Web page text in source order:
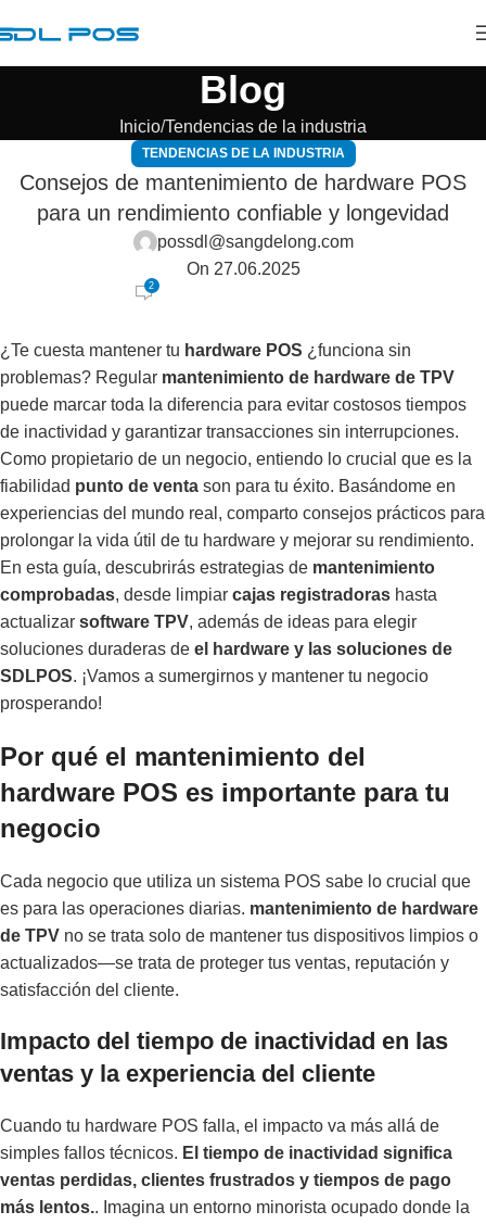
Blog
Inicio Tendencias de la industria
TENDENCIAS DE LA INDUSTRIA
Consejos de mantenimiento de hardware POS
para un rendimiento confiable y longevidad
possdl@sangdelong.com
On 27.06.2025
2
¿Te cuesta mantener tu hardware POS ¿funciona sin
problemas? Regular mantenimiento de hardware de TPV
puede marcar toda la diferencia para evitar costosos tiempos
de inactividad y garantizar transacciones sin interrupciones.
Como propietario de un negocio, entiendo lo crucial que es la
fiabilidad punto de venta son para tu éxito. Basándome en
experiencias del mundo real, comparto consejos prácticos para
prolongar la vida útil de tu hardware y mejorar su rendimiento.
En esta guía, descubrirás estrategias de mantenimiento
comprobadas, desde limpiar cajas registradoras hasta
actualizar software TPV, además de ideas para elegir
soluciones duraderas de el hardware y las soluciones de
SDLPOS. ¡Vamos a sumergirnos y mantener tu negocio
prosperando!
Por qué el mantenimiento del
hardware POS es importante para tu
negocio
Cada negocio que utiliza un sistema POS sabe lo crucial que
es para las operaciones diarias. mantenimiento de hardware
de TPV no se trata solo de mantener tus dispositivos limpios o
actualizados—se trata de proteger tus ventas, reputación y
satisfacción del cliente.
Impacto del tiempo de inactividad en las
ventas y la experiencia del cliente
Cuando tu hardware POS falla, el impacto va más allá de
simples fallos técnicos. El tiempo de inactividad significa
ventas perdidas, clientes frustrados y tiempos de pago
más lentos.. Imagina un entorno minorista ocupado donde la